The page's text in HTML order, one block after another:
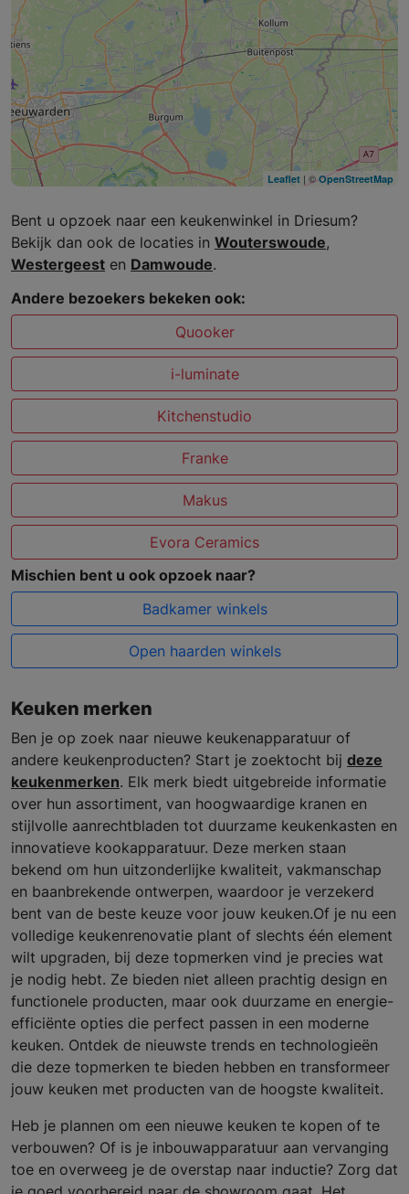
Leaflet | © OpenStreetMap
Bent u opzoek naar een keukenwinkel in Driesum?
Bekijk dan ook de locaties in Wouterswoude,
Westergeest en Damwoude.
Andere bezoekers bekeken ook:
Quooker
i-luminate
Kitchenstudio
Franke
Makus
Evora Ceramics
Mischien bent u ook opzoek naar?
Badkamer winkels
Open haarden winkels
Keuken merken
Ben je op zoek naar nieuwe keukenapparatuur of
andere keukenproducten? Start je zoektocht bij deze
keukenmerken. Elk merk biedt uitgebreide informatie
over hun assortiment, van hoogwaardige kranen en
stijlvolle aanrechtbladen tot duurzame keukenkasten en
innovatieve kookapparatuur. Deze merken staan
bekend om hun uitzonderlijke kwaliteit, vakmanschap
en baanbrekende ontwerpen, waardoor je verzekerd
bent van de beste keuze voor jouw keuken.Of je nu een
volledige keukenrenovatie plant of slechts één element
wilt upgraden, bij deze topmerken vind je precies wat
je nodig hebt. Ze bieden niet alleen prachtig design en
functionele producten, maar ook duurzame en energie-
efficiënte opties die perfect passen in een moderne
keuken. Ontdek de nieuwste trends en technologieën
die deze topmerken te bieden hebben en transformeer
jouw keuken met producten van de hoogste kwaliteit.
Heb je plannen om een nieuwe keuken te kopen of te
verbouwen? Of is je inbouwapparatuur aan vervanging
toe en overweeg je de overstap naar inductie? Zorg dat